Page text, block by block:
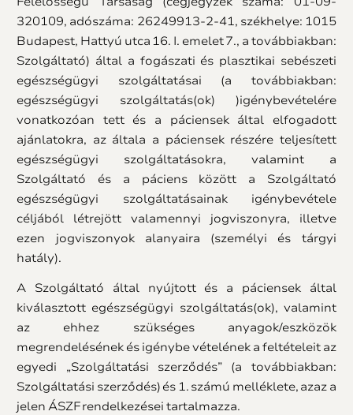
320109, adószáma: 26249913-2-41, székhelye: 1015
Budapest, Hattyú utca 16. I. emelet 7., a továbbiakban:
Szolgáltató) által a fogászati és plasztikai sebészeti
egészségügyi szolgáltatásai (a továbbiakban:
egészségügyi szolgáltatás(ok) )igénybevételére
vonatkozóan tett és a páciensek által elfogadott
ajánlatokra, az általa a páciensek részére teljesített
egészségügyi szolgáltatásokra, valamint a
Szolgáltató és a páciens között a Szolgáltató
egészségügyi szolgáltatásainak igénybevétele
céljából létrejött valamennyi jogviszonyra, illetve
ezen jogviszonyok alanyaira (személyi és tárgyi
hatály).
A Szolgáltató által nyújtott és a páciensek által
kiválasztott egészségügyi szolgáltatás(ok), valamint
az ehhez szükséges anyagok/eszközök
megrendelésének és igénybe vételének a feltételeit az
egyedi „Szolgáltatási szerződés” (a továbbiakban:
Szolgáltatási szerződés) és 1. számú melléklete, azaz a
jelen ÁSZF rendelkezései tartalmazza.